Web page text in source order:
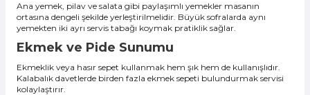
Ana yemek, pilav ve salata gibi paylaşımlı yemekler masanın
ortasına dengeli şekilde yerleştirilmelidir. Büyük sofralarda aynı
yemekten iki ayrı servis tabağı koymak pratiklik sağlar.
Ekmek ve Pide Sunumu
Ekmeklik veya hasır sepet kullanmak hem şık hem de kullanışlıdır.
Kalabalık davetlerde birden fazla ekmek sepeti bulundurmak servisi
kolaylaştırır.